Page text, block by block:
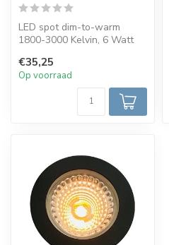
LED spot dim-to-warm
1800-3000 Kelvin, 6 Watt
lichtbundel...
€35,25
Op voorraad